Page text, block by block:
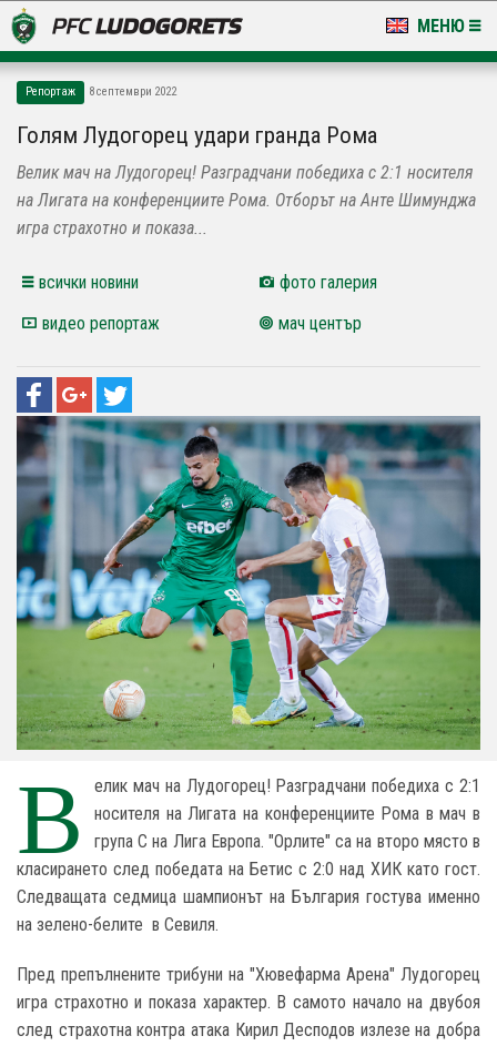
МЕНЮ
LUDOGORETS TV
НА ТЕРЕНА
СТАДИОН & БАЗИ
КЛУБ
ЗА ФЕНОВЕ
Репортаж 8 септември 2022
Голям Лудогорец удари гранда Рома
Велик мач на Лудогорец! Разградчани победиха с 2:1 носителя
на Лигата на конференциите Рома. Отборът на Анте Шимунджа
игра страхотно и показа...
всички новини
фото галерия
видео репортаж
мач център
В
елик мач на Лудогорец! Разградчани победиха с 2:1
носителя на Лигата на конференциите Рома в мач в
група С на Лига Европа. "Орлите" са на второ място в
класирането след победата на Бетис с 2:0 над ХИК като гост.
Следващата седмица шампионът на България гостува именно
на зелено-белите в Севиля.
Пред препълнените трибуни на "Хювефарма Арена" Лудогорец
игра страхотно и показа характер. В самото начало на двубоя
след страхотна контра атака Кирил Десподов излезе на добра